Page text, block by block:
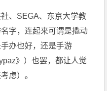
、SEGA、东京大学教
字，连起来可谓是撬动
办也好，还是手游
》）也罢，都让人觉
虑）。